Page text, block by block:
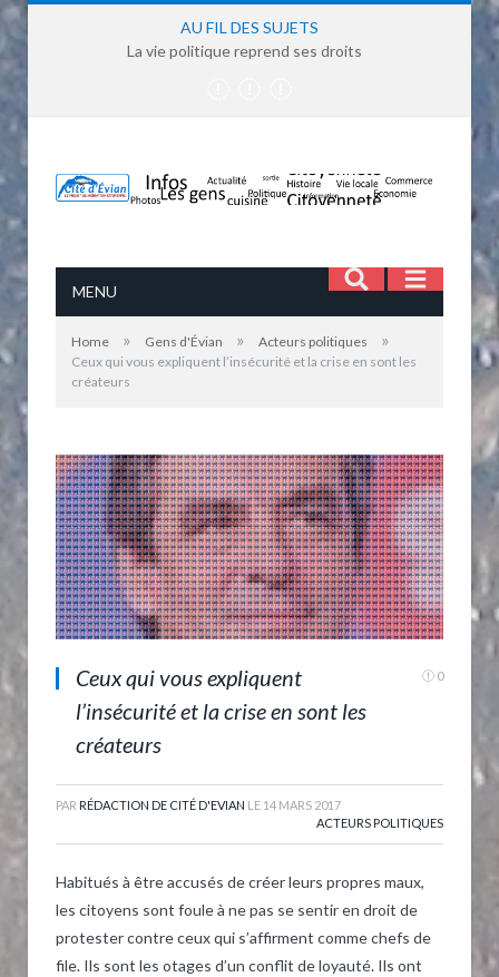
AU FIL DES SUJETS
La vie politique reprend ses droits
MENU
Home » Gens d'Évian » Acteurs politiques »
Ceux qui vous expliquent l’insécurité et la crise en sont les
créateurs
Ceux qui vous expliquent
l’insécurité et la crise en sont les
créateurs
0
PAR RÉDACTION DE CITÉ D'EVIAN LE 14 MARS 2017
ACTEURS POLITIQUES
Habitués à être accusés de créer leurs propres maux,
les citoyens sont foule à ne pas se sentir en droit de
protester contre ceux qui s’affirment comme chefs de
file. Ils sont les otages d’un conflit de loyauté. Ils ont